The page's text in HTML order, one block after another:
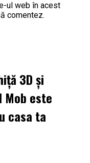
ul web în acest
comentez.
3D și
Mob este
casa ta